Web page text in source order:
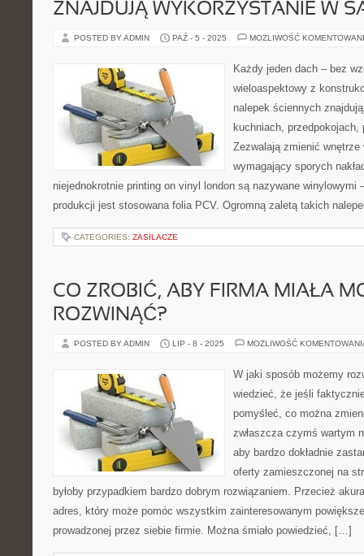
ZNAJDUJĄ WYKORZYSTANIE W
POSTED BY ADMIN PAŹ - 5 - 2025 MOŻLIWOŚĆ
Każdy jeden dach – bez
wieloaspektowy z
nalepek ściennych
kuchniach,
Zezwalają zmienić wnętrze
wymagający sporych
niejednokrotnie printing on vinyl london są nazywane winylowymi
produkcji jest stosowana folia PCV. Ogromną zaletą takich
CATEGORIES: ZASILACZE
CO ZROBIĆ, ABY FIRMA MIAŁA
ROZWINĄĆ?
POSTED BY ADMIN LIP - 8 - 2025 MOŻLIWOŚĆ
W jaki sposób możemy
wiedzieć, że jeśli
pomyśleć, co można
zwłaszcza czymś wartym
aby bardzo dokładnie
oferty zamieszczonej na
byłoby przypadkiem bardzo dobrym rozwiązaniem. Przecież
adres, który może pomóc wszystkim zainteresowanym
prowadzonej przez siebie firmie. Można śmiało powiedzieć, […]